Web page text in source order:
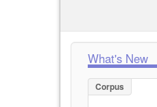
What's New
Corpus